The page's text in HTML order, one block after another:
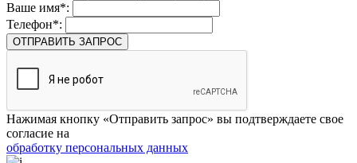
Ваше имя*:
Телефон*:
ОТПРАВИТЬ ЗАПРОС
Нажимая кнопку «Отправить запрос» вы подтверждаете свое
согласие на
обработку персональных данных